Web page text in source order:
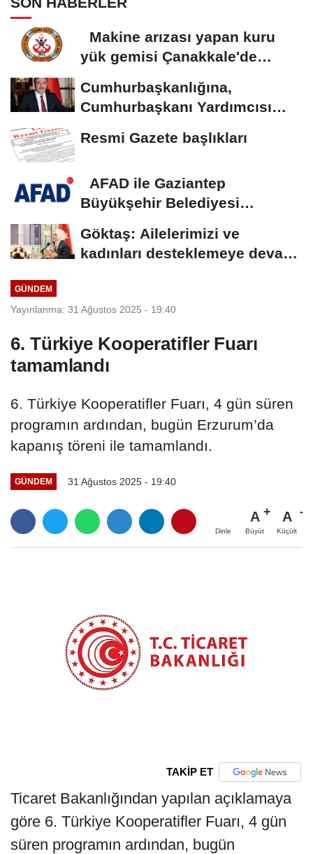
Makine arızası yapan kuru
yük gemisi Çanakkale'de
Cumhurbaşkanlığına,
Cumhurbaşkanı Yardımcısı
Resmi Gazete başlıkları
AFAD ile Gaziantep
Büyükşehir Belediyesi
Göktaş: Ailelerimizi ve
kadınları desteklemeye devam
GÜNDEM
Yayınlanma: 31 Ağustos 2025 - 19:40
6. Türkiye Kooperatifler Fuarı
tamamlandı
6. Türkiye Kooperatifler Fuarı, 4 gün süren
programın ardından, bugün Erzurum’da
kapanış töreni ile tamamlandı.
GÜNDEM 31 Ağustos 2025 - 19:40
Dinle
A
Büyüt
A
Küçült
TAKİP ET
Ticaret Bakanlığından yapılan açıklamaya
göre 6. Türkiye Kooperatifler Fuarı, 4 gün
süren programın ardından, bugün